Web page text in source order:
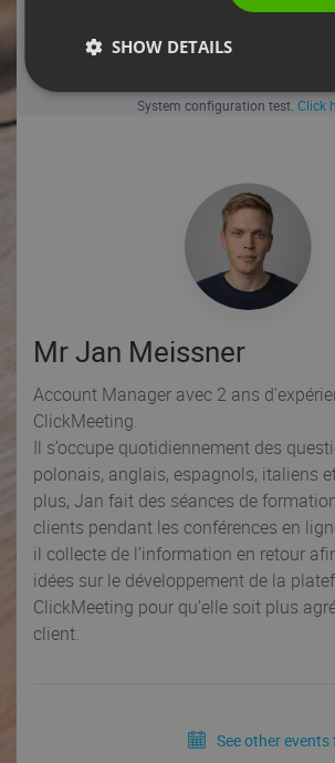
If you have already registered and can't
System configuration test. Click
Mr Jan Meissner
Account Manager avec 2 ans
ClickMeeting.
Il s’occupe quotidiennement des
polonais, anglais, espagnols, italiens
plus, Jan fait des séances de
clients pendant les conférences en
il collecte de l’information en retour
idées sur le développement de la
ClickMeeting pour qu’elle soit plus
client.
See other
SHOW DETAILS